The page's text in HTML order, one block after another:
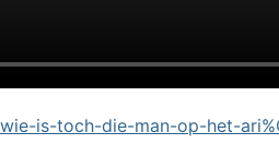
is-toch-die-man-op-het-